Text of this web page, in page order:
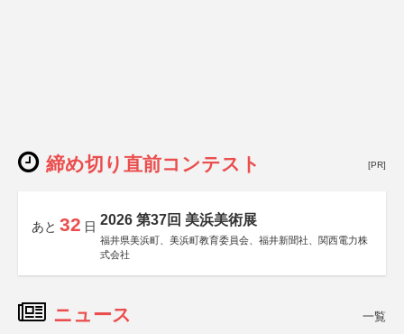
締め切り直前コンテスト [PR]
あと 32 日 2026 第37回 美浜美術展
福井県美浜町、美浜町教育委員会、福井新聞社、関西電力株
式会社
ニュース 一覧